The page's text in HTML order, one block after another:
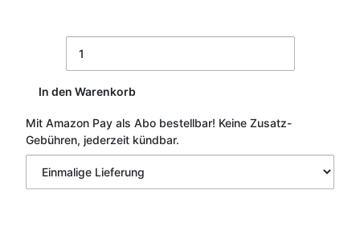
In den Warenkorb
Mit Amazon Pay als Abo bestellbar! Keine Zusatz-
Gebühren, jederzeit kündbar.